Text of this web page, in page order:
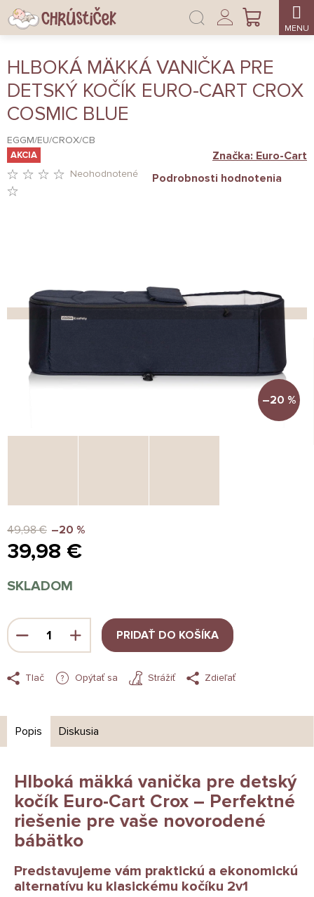
Prejsť
na
obsah
NÁKUPNÝ
Prihlásenie
HLBOKÁ MÄKKÁ VANIČKA PRE
DETSKÝ KOČÍK EURO-CART CROX
COSMIC BLUE
EGGM/EU/CROX/CB
AKCIA
HVIEZDIČIEK.
Neohodnotené Podrobnosti hodnotenia
Značka: Euro-Cart
–20 %
49,98 € –20 %
39,98 €
cena:
SKLADOM
PRIDAŤ DO KOŠÍKA
Tlač Opýtať sa Strážiť Zdieľať
Popis Diskusia
Hlboká mäkká vanička pre detský
kočík Euro-Cart Crox – Perfektné
riešenie pre vaše novorodené
bábätko
Predstavujeme vám praktickú a ekonomickú
alternatívu ku klasickému kočíku 2v1